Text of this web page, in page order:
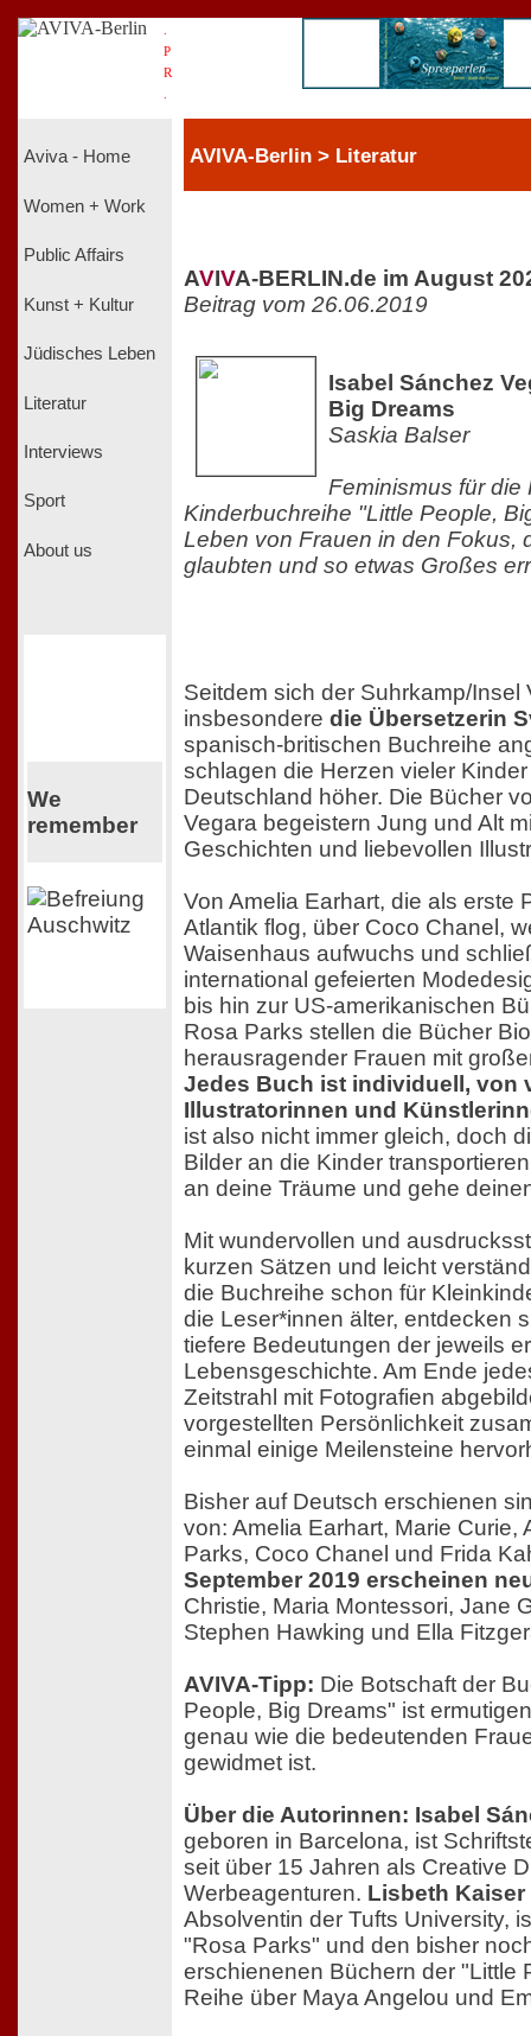
P
R
Aviva - Home
Women + Work
Public Affairs
Kunst + Kultur
Jüdisches Leben
Literatur
Interviews
Sport
About us
We
remember
AVIVA-Berlin > Literatur
AVIVA-BERLIN.de im August
Beitrag vom 26.06.2019
Isabel Sánchez
Big Dreams
Saskia Balser
Feminismus für die
Kinderbuchreihe "Little People,
Leben von Frauen in den Fokus,
glaubten und so etwas Großes
Seitdem sich der Suhrkamp/Insel
insbesondere die Übersetzerin
spanisch-britischen Buchreihe
schlagen die Herzen vieler
Deutschland höher. Die Bücher
Vegara begeistern Jung und Alt
Geschichten und liebevollen
Von Amelia Earhart, die als erste
Atlantik flog, über Coco Chanel,
Waisenhaus aufwuchs und
international gefeierten
bis hin zur US-amerikanischen
Rosa Parks stellen die Bücher
herausragender Frauen mit
Jedes Buch ist individuell, von
Illustratorinnen und
ist also nicht immer gleich, doch
Bilder an die Kinder
an deine Träume und gehe
Mit wundervollen und
kurzen Sätzen und leicht
die Buchreihe schon für
die Leser*innen älter, entdecken
tiefere Bedeutungen der jeweils
Lebensgeschichte. Am Ende
Zeitstrahl mit Fotografien
vorgestellten Persönlichkeit
einmal einige Meilensteine
Bisher auf Deutsch erschienen
von: Amelia Earhart, Marie Curie,
Parks, Coco Chanel und Frida
September 2019 erscheinen
Christie, Maria Montessori, Jane
Stephen Hawking und Ella
AVIVA-Tipp: Die Botschaft der
People, Big Dreams" ist
genau wie die bedeutenden
gewidmet ist.
Über die Autorinnen: Isabel
geboren in Barcelona, ist
seit über 15 Jahren als Creative
Werbeagenturen. Lisbeth Kaiser
Absolventin der Tufts University,
"Rosa Parks" und den bisher
erschienenen Büchern der "Little
Reihe über Maya Angelou und